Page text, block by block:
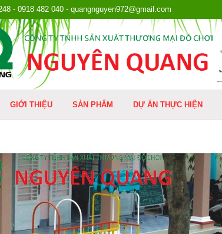
- 0918 482 040 - quangnguyen972@gmail.com
GIỚI THIỆU SẢN PHẨM DỰ ÁN THỰC HIỆN